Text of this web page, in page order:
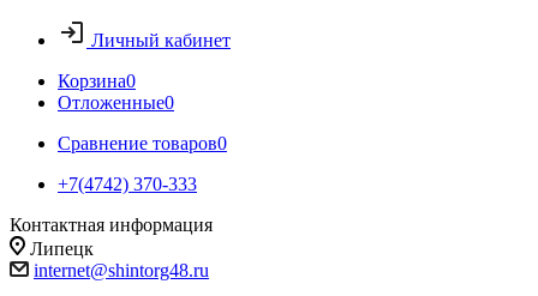
Личный кабинет
Корзина0
Отложенные0
Сравнение товаров0
+7(4742) 370-333
Контактная информация
Липецк
internet@shintorg48.ru